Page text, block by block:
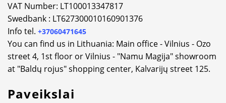
VAT Number: LT100013347817
Swedbank : LT627300010160901376
Info tel. +37060471645
You can find us in Lithuania: Main office - Vilnius - Ozo
street 4, 1st floor or Vilnius - "Namu Magija" showroom
at "Baldų rojus" shopping center, Kalvarijų street 125.
Paveikslai